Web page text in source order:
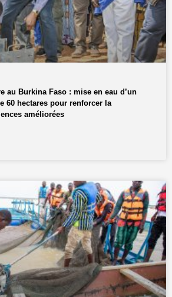
au Burkina Faso : mise en eau d’un
60 hectares pour renforcer la
améliorées